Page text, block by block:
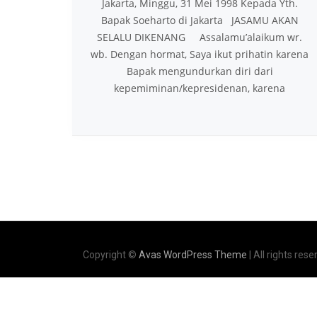
Jakarta, Minggu, 31 Mei 1998 Kepada Yth.
Bapak Soeharto di Jakarta JASAMU AKAN
SELALU DIKENANG Assalamu’alaikum wr.
wb. Dengan hormat, Saya ikut prihatin karena
Bapak mengundurkan diri dari
kepemiminan/kepresidenan, karena
Copyright © Avas WordPress Theme | All rights